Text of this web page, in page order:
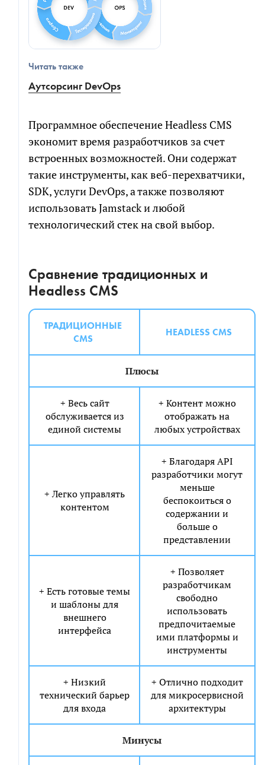
Читать также
Аутсорсинг DevOps
Программное обеспечение Headless CMS
экономит время разработчиков за счет
встроенных возможностей. Они содержат
такие инструменты, как веб-перехватчики,
SDK, услуги DevOps, а также позволяют
использовать Jamstack и любой
технологический стек на свой выбор.
Сравнение традиционных и
Headless CMS
ТРАДИЦИОННЫЕ
CMS
HEADLESS CMS
Плюсы
+ Весь сайт
обслуживается из
единой системы
+ Контент можно
отображать на
любых устройствах
+ Легко управлять
контентом
+ Благодаря API
разработчики могут
меньше
беспокоиться о
содержании и
больше о
представлении
+ Есть готовые темы
и шаблоны для
внешнего
интерфейса
+ Позволяет
разработчикам
свободно
использовать
предпочитаемые
ими платформы и
инструменты
+ Низкий
технический барьер
для входа
+ Отлично подходит
для микросервисной
архитектуры
Минусы